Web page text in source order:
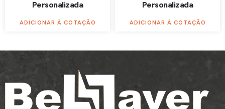
Personalizada
ADICIONAR À COTAÇÃO
Personalizada
ADICIONAR À COTAÇÃO